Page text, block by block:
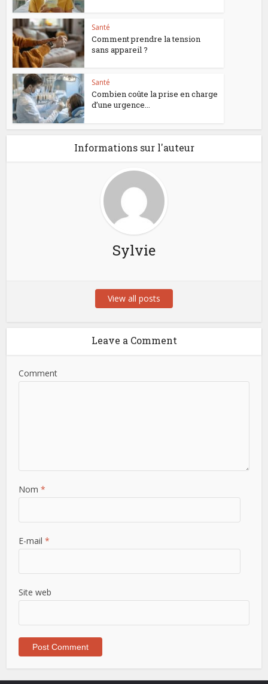
Santé
Comment prendre la tension
sans appareil ?
Santé
Combien coûte la prise en charge
d’une urgence...
Informations sur l'auteur
Sylvie
View all posts
Leave a Comment
Comment
Nom*
E-mail*
Site web